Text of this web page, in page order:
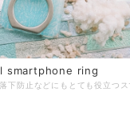
smartphone ring